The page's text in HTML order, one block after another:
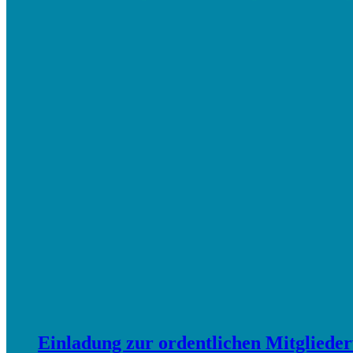
Einladung zur ordentlichen